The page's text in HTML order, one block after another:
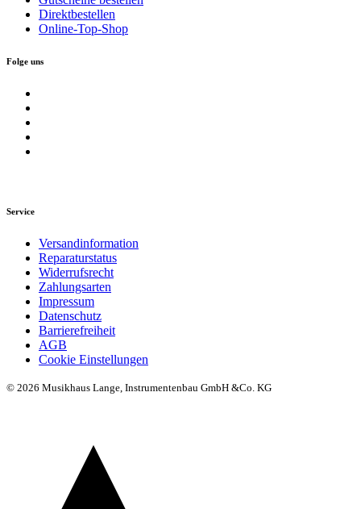
Direktbestellen
Online-Top-Shop
Folge uns
Service
Versandinformation
Reparaturstatus
Widerrufsrecht
Zahlungsarten
Impressum
Datenschutz
Barrierefreiheit
AGB
Cookie Einstellungen
© 2026 Musikhaus Lange, Instrumentenbau GmbH &Co. KG